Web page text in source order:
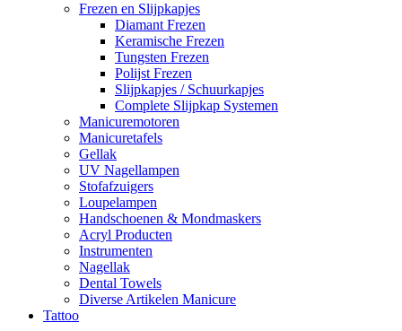
Frezen en Slijpkapjes
Diamant Frezen
Keramische Frezen
Tungsten Frezen
Polijst Frezen
Slijpkapjes / Schuurkapjes
Complete Slijpkap Systemen
Manicuremotoren
Manicuretafels
Gellak
UV Nagellampen
Stofafzuigers
Loupelampen
Handschoenen & Mondmaskers
Acryl Producten
Instrumenten
Nagellak
Dental Towels
Diverse Artikelen Manicure
Tattoo